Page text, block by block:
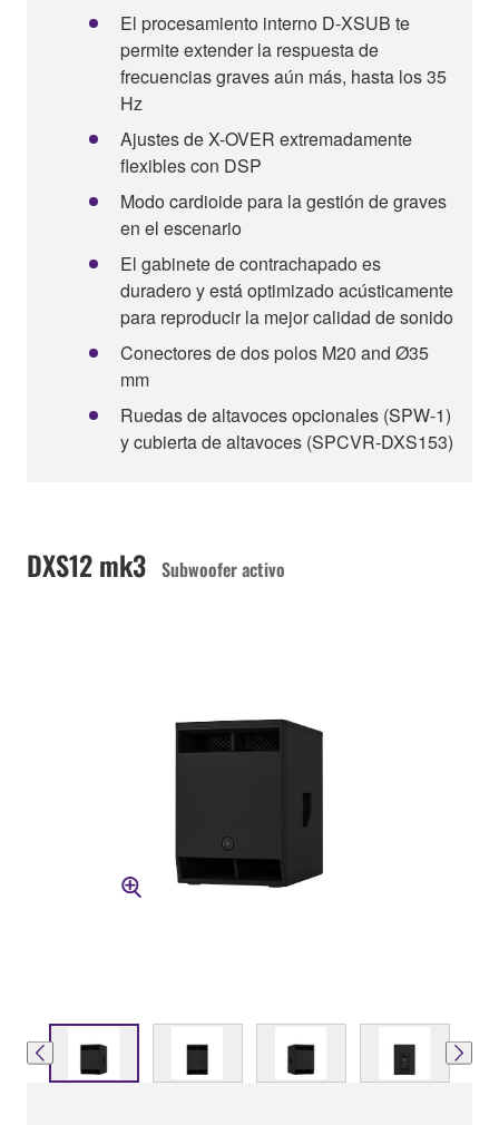
El procesamiento interno D-XSUB te
permite extender la respuesta de
frecuencias graves aún más, hasta los 35
Hz
Ajustes de X-OVER extremadamente
flexibles con DSP
Modo cardioide para la gestión de graves
en el escenario
El gabinete de contrachapado es
duradero y está optimizado acústicamente
para reproducir la mejor calidad de sonido
Conectores de dos polos M20 and Ø35
mm
Ruedas de altavoces opcionales (SPW-1)
y cubierta de altavoces (SPCVR-DXS153)
DXS12 mk3 Subwoofer activo